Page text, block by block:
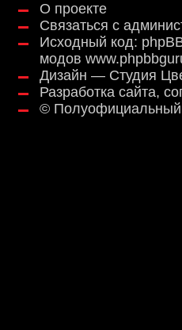
О проекте
Связаться с
Исходный код:
модов
Дизайн — Студия
Разработка сайта,
©